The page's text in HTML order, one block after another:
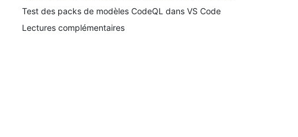
Test des packs de modèles CodeQL dans VS Code
Lectures complémentaires